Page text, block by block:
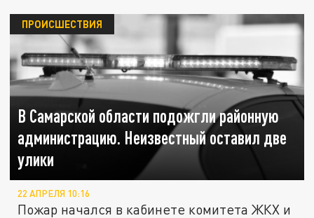
В Самарской области подожгли районную
администрацию. Неизвестный оставил две
улики
ПРОИСШЕСТВИЯ
22 АПРЕЛЯ 10:16
Пожар начался в кабинете комитета ЖКХ и